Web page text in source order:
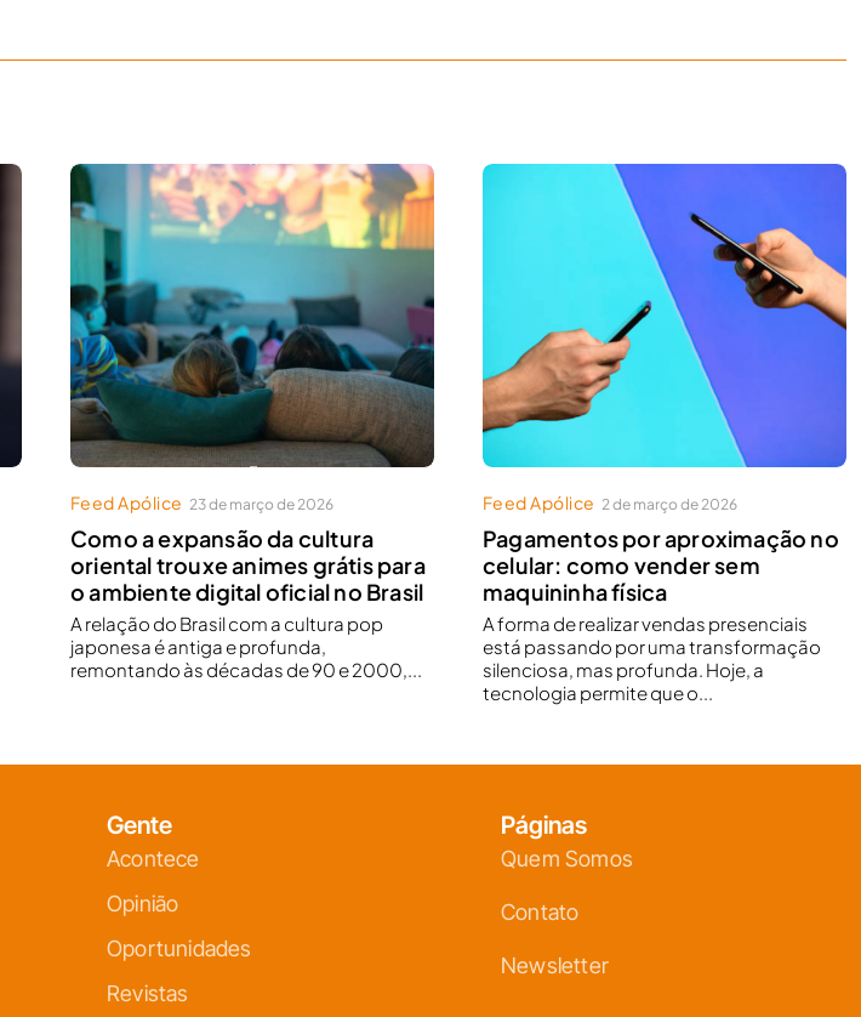
Feed Apólice 23 de março de 2026
Como a expansão da cultura
oriental trouxe animes grátis para
o ambiente digital oficial no Brasil
A relação do Brasil com a cultura pop
japonesa é antiga e profunda,
remontando às décadas de 90 e 2000,...
Feed Apólice 2 de março de 2026
Pagamentos por aproximação no
celular: como vender sem
maquininha física
A forma de realizar vendas presenciais
está passando por uma transformação
silenciosa, mas profunda. Hoje, a
tecnologia permite que o...
Gente
Acontece
Opinião
Oportunidades
Revistas
Páginas
Quem Somos
Contato
Newsletter